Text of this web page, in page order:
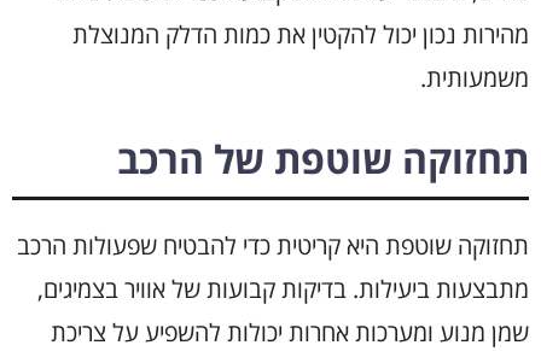
מהירות נכון יכול להקטין את כמות הדלק המנוצלת
משמעותית.
תחזוקה שוטפת של הרכב
תחזוקה שוטפת היא קריטית כדי להבטיח שפעולות הרכב
מתבצעות ביעילות. בדיקות קבועות של אוויר בצמיגים,
שמן מנוע ומערכות אחרות יכולות להשפיע על צריכת